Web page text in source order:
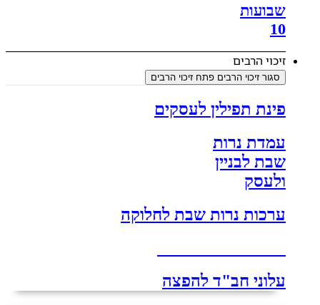
שבועות
10
זיכוי הרבים
סגור זיכוי הרבים פתח זיכוי הרבים
פינת תפילין לעסקים
עמדת נרות
שבת לבניין
ולעסק
ערכות נרות שבת לחלוקה
עלוני חב"ד להפצה